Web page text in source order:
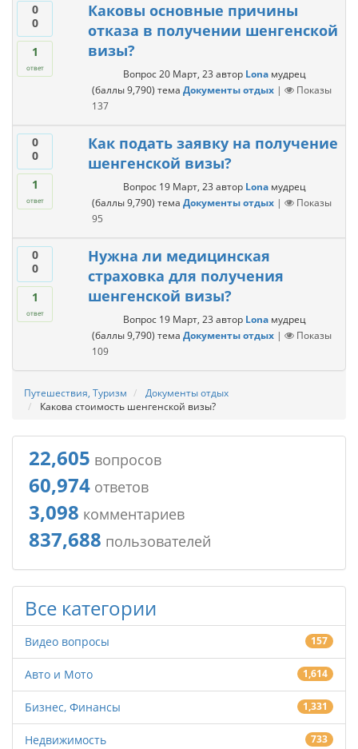
0
0
1
ответ
Каковы основные причины
отказа в получении шенгенской
визы?
Вопрос 20 Март, 23 автор Lona мудрец
(баллы9,790) тема Документы отдых |
Показы
137
0
0
1
ответ
Как подать заявку на получение
шенгенской визы?
Вопрос 19 Март, 23 автор Lona мудрец
(баллы9,790) тема Документы отдых |
Показы
95
0
0
1
ответ
Нужна ли медицинская
страховка для получения
шенгенской визы?
Вопрос 19 Март, 23 автор Lona мудрец
(баллы9,790) тема Документы отдых |
Показы
109
Путешествия, Туризм
Документы отдых
Какова стоимость шенгенской визы?
22,605 вопросов
60,974 ответов
3,098 комментариев
837,688 пользователей
Все категории
Видео вопросы 157
Авто и Мото 1,614
Бизнес, Финансы 1,331
Недвижимость 733